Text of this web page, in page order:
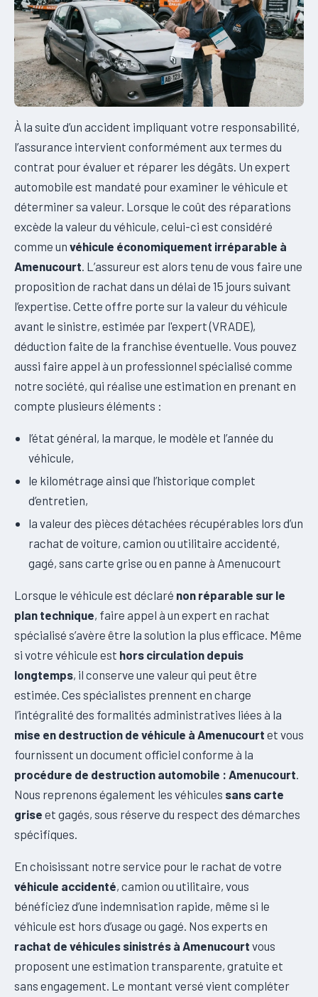
À la suite d’un accident impliquant votre responsabilité,
l’assurance intervient conformément aux termes du
contrat pour évaluer et réparer les dégâts. Un expert
automobile est mandaté pour examiner le véhicule et
déterminer sa valeur. Lorsque le coût des réparations
excède la valeur du véhicule, celui-ci est considéré
comme un véhicule économiquement irréparable à
Amenucourt . L’assureur est alors tenu de vous faire une
proposition de rachat dans un délai de 15 jours suivant
l’expertise. Cette offre porte sur la valeur du véhicule
avant le sinistre, estimée par l'expert (VRADE),
déduction faite de la franchise éventuelle. Vous pouvez
aussi faire appel à un professionnel spécialisé comme
notre société, qui réalise une estimation en prenant en
compte plusieurs éléments :
l’état général, la marque, le modèle et l’année du
véhicule,
le kilométrage ainsi que l’historique complet
d’entretien,
la valeur des pièces détachées récupérables lors d’un
rachat de voiture, camion ou utilitaire accidenté,
gagé, sans carte grise ou en panne à Amenucourt
Lorsque le véhicule est déclaré non réparable sur le
plan technique, faire appel à un expert en rachat
spécialisé s’avère être la solution la plus efficace. Même
si votre véhicule est hors circulation depuis
longtemps, il conserve une valeur qui peut être
estimée. Ces spécialistes prennent en charge
l’intégralité des formalités administratives liées à la
mise en destruction de véhicule à Amenucourt et vous
fournissent un document officiel conforme à la
procédure de destruction automobile : Amenucourt
Nous reprenons également les véhicules sans carte
grise et gagés, sous réserve du respect des démarches
spécifiques.
En choisissant notre service pour le rachat de votre
véhicule accidenté, camion ou utilitaire, vous
bénéficiez d’une indemnisation rapide, même si le
véhicule est hors d’usage ou gagé. Nos experts en
rachat de véhicules sinistrés à Amenucourt vous
proposent une estimation transparente, gratuite et
sans engagement. Le montant versé vient compléter